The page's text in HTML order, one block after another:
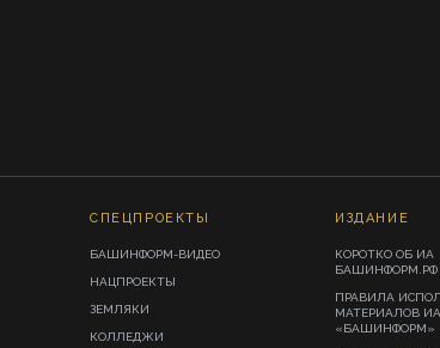
СПЕЦПРОЕКТЫ
БАШИНФОРМ-ВИДЕО
НАЦПРОЕКТЫ
ЗЕМЛЯКИ
КОЛЛЕДЖИ
ИЗДАНИЕ
КОРОТКО ОБ ИА
БАШИНФОРМ.РФ
ПРАВИЛА
МАТЕРИАЛОВ ИА
«БАШИНФОРМ»